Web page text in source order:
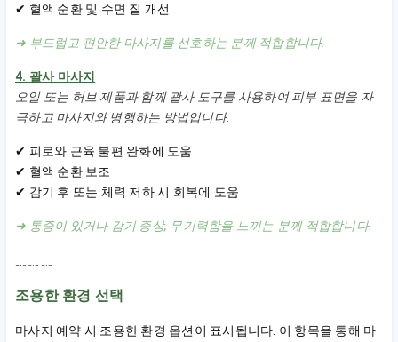
✔ 혈액 순환 및 수면 질 개선
➜ 부드럽고 편안한 마사지를 선호하는 분께 적합합니다.
4. 괄사 마사지
오일 또는 허브 제품과 함께 괄사 도구를 사용하여 피부 표면을 자
극하고 마사지와 병행하는 방법입니다.
✔ 피로와 근육 불편 완화에 도움
✔ 혈액 순환 보조
✔ 감기 후 또는 체력 저하 시 회복에 도움
➜ 통증이 있거나 감기 증상, 무기력함을 느끼는 분께 적합합니다.
조용한 환경 선택
마사지 예약 시 조용한 환경 옵션이 표시됩니다. 이 항목을 통해 마